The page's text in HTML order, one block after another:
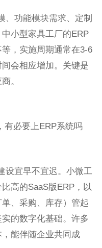
功能模块需求、定制
小型家具工厂的ERP
，实施周期通常在3-6
会相应增加。关键是
。
必要上ERP系统吗
宜早不宜迟。小微工
高的SaaS版ERP，以
、采购、库存）管起
的数字化基础。许多
能伴随企业共同成